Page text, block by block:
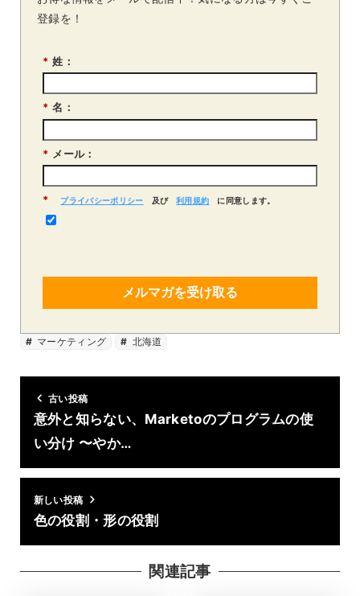
登録を！
* 姓：
* 名：
* メール：
* プライバシーポリシー 及び 利用規約 に同意します。
メルマガを受け取る
マーケティング 北海道
古い投稿
意外と知らない、Marketoのプログラムの使
い分け 〜やか…
新しい投稿
色の役割・形の役割
関連記事